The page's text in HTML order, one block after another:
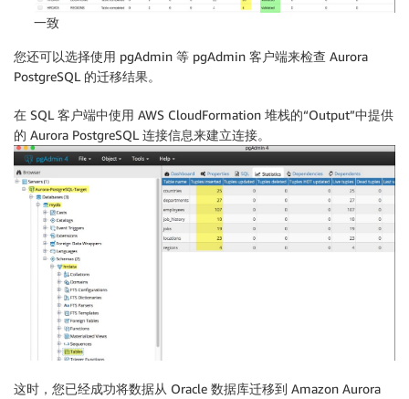
一致
您还可以选择使用 pgAdmin 等 pgAdmin 客户端来检查 Aurora
PostgreSQL 的迁移结果。
在 SQL 客户端中使用 AWS CloudFormation 堆栈的“Output”中提供
的 Aurora PostgreSQL 连接信息来建立连接。
这时，您已经成功将数据从 Oracle 数据库迁移到 Amazon Aurora